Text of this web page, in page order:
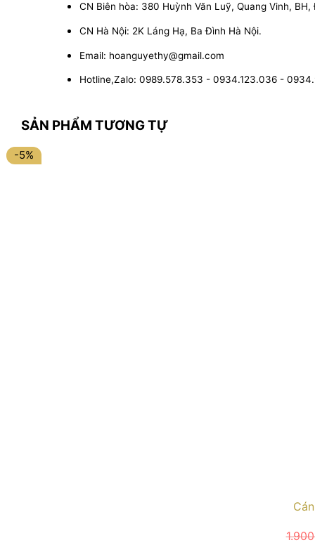
CN Biên hòa: 380 Huỳnh Văn Luỹ, Quang Vinh, BH,
CN Hà Nội: 2K Láng Hạ, Ba Đình Hà Nội.
Email: hoanguyethy@gmail.com
Hotline,Zalo: 0989.578.353 - 0934.123.036 -
SẢN PHẨM TƯƠNG TỰ
-5%